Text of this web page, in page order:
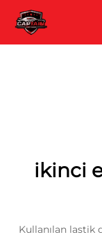
ikinci
Kullanılan